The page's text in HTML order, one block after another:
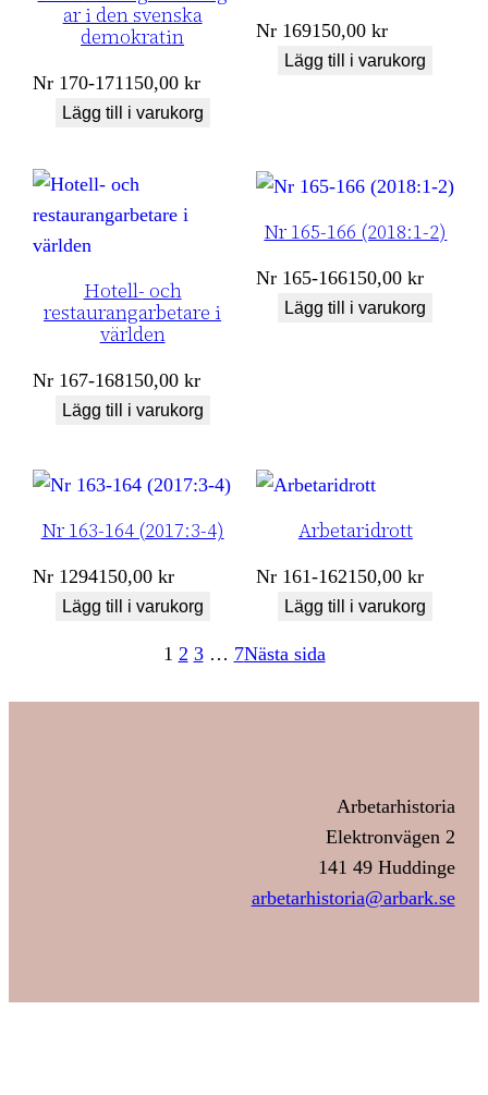
ar i den svenska
demokratin
Nr 170-171 150,00kr
Lägg till i varukorg
Nr 169150,00kr
Lägg till i varukorg
Hotell- och
restaurangarbetare i
världen
Nr 167-168150,00kr
Lägg till i varukorg
Nr 165-166 (2018:1-2)
Nr 165-166150,00kr
Lägg till i varukorg
Nr 163-164 (2017:3-4)
Nr 1294150,00kr
Lägg till i varukorg
Arbetaridrott
Nr 161-162150,00kr
Lägg till i varukorg
1 2 3 … 7Nästa sida
Arbetarhistoria
Elektronvägen 2
141 49 Huddinge
arbetarhistoria@arbark.se